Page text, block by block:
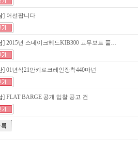
] 어선팝니다
] 2015년 스네이크헤드KIB300 고무보트 풀…
] 01년식21만키로크레인장착440마넌
] FLAT BARGE 공개 입찰 공고 건